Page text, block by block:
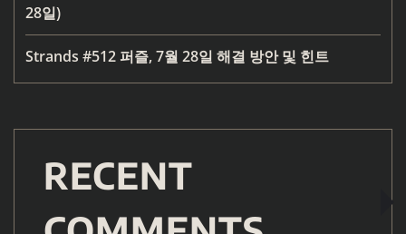
28일)
Strands #512 퍼즐, 7월 28일 해결 방안 및 힌트
RECENT